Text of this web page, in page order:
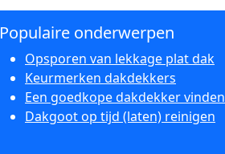
Populaire onderwerpen
Opsporen van lekkage plat dak
Keurmerken dakdekkers
Een goedkope dakdekker vinden
Dakgoot op tijd (laten) reinigen